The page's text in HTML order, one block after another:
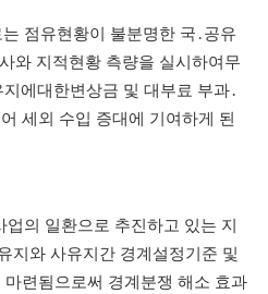
점유현황이 불분명한 국 ․공유
와 지적현황 측량을 실시하여무
지에대한변상금 및 대부료 부과․
세외 수입 증대에 기여하게 된
의 일환으로 추진하고 있는 지
지와 사유지간 경계설정기준 및
련됨으로써 경계분쟁 해소 효과